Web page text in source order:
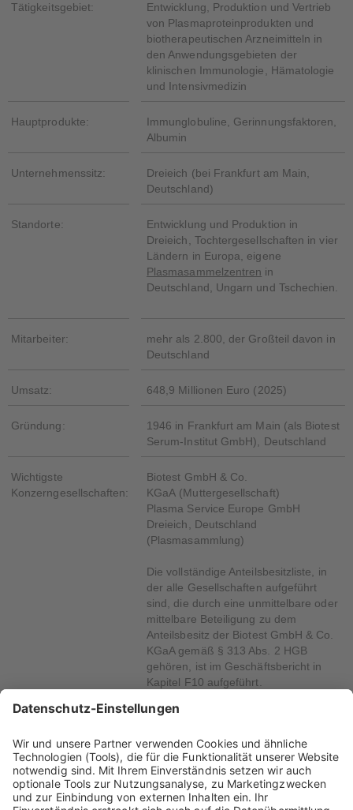
Tätigkeitsgebiet:
Entwicklung, Produktion und Vertrieb
von Plasmaproteinprodukten und
biotherapeutischen Arzneimitteln in
den Anwendungsgebieten der
klinischen Immunologie, Hämatologie
und Intensivmedizin
Hauptprodukte:
Immunglobuline, Gerinnungsfaktoren,
Albumin
Unternehmenssitz:
Dreieich (bei Frankfurt am Main,
Deutschland)
Standorte:
Entwicklung und Produktion in
Dreieich, Tochtergesellschaften in vier
Ländern in Europa, eigene
Plasmasammelzentren in
Deutschland, Ungarn und Tschechien.
Mitarbeiter:
mehr als 2.800, der Großteil davon in
Deutschland
Umsatz: 648,9 Millionen Euro (2025)
Gründung:
1946 in Frankfurt am Main (als Biotest
Serum-Institut GmbH), Deutschland
Wichtigste
Konzerngesellschaften:
Biotest GmbH & Co.
KGaA (Muttergesellschaft)
Plasma Service Europe GmbH
Dreieich, Deutschland
(Plasmasammlung)
Die vollständige Anteilsbesitzliste, in
der alle Gesellschaften aufgeführt
sind, die durch eine unmittelbare oder
mittelbare Beteiligung zu dem
Anteilsbesitz der Biotest GmbH & Co.
KGaA gemäß § 313 Abs. 2 HGB
gehören, ist im Geschäftsbericht in
Kapitel F10 aufgeführt.
DE000A41YE56
Vorzugsaktie: WKN: A41YE4; ISIN:
DE000A41YE49